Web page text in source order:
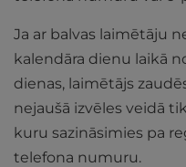
Ja ar balvas laimētāju
kalendāra dienu laikā
dienas, laimētājs
nejaušā izvēles veidā
kuru sazināsimies pa
telefona numuru.